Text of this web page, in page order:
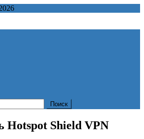
рекламы для всех браузеров бесплатно
Hotspot Shield VPN